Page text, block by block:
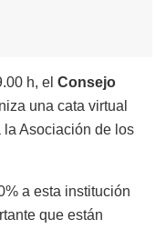
h, el Consejo
una cata virtual
la Asociación de los
a esta institución
que están